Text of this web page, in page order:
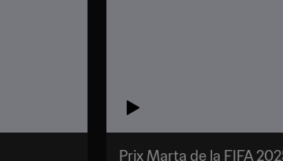
Prix Marta de la FIFA